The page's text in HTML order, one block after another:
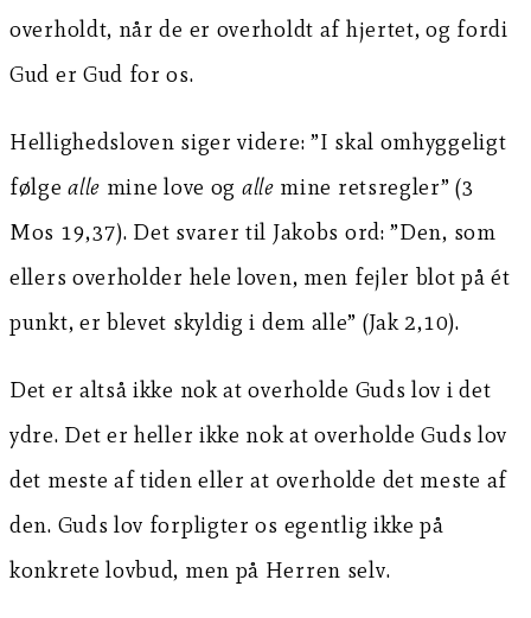
overholdt, når de er overholdt af hjertet, og fordi
Gud er Gud for os.
Hellighedsloven siger videre: ”I skal omhyggeligt
følgealle mine love og alle mine retsregler” (3
Mos 19,37). Det svarer til Jakobs ord: ”Den, som
ellers overholder hele loven, men fejler blot på ét
punkt, er blevet skyldig i dem alle” (Jak 2,10).
Det er altså ikke nok at overholde Guds lov i det
ydre. Det er heller ikke nok at overholde Guds lov
det meste af tiden eller at overholde det meste af
den. Guds lov forpligter os egentlig ikke på
konkrete lovbud, men på Herren selv.